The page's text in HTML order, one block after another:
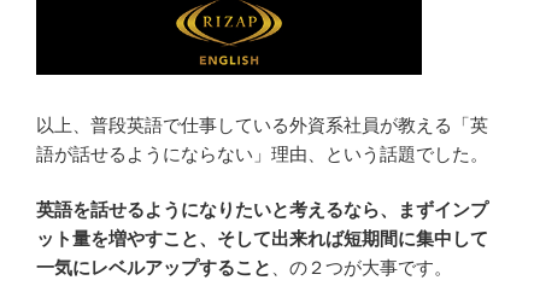
以上、普段英語で仕事している外資系社員が教える「英
語が話せるようにならない」理由、という話題でした。
英語を話せるようになりたいと考えるなら、まずインプ
ット量を増やすこと、そして出来れば短期間に集中して
一気にレベルアップすること
、の２つが大事です。